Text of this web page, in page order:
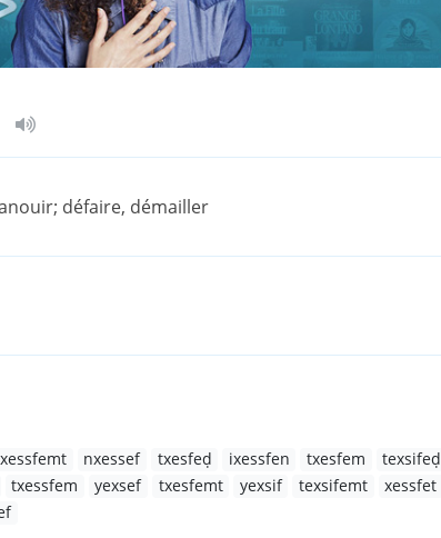
défaire, démailler
xessfemt nxessef txesfeḍ ixessfen txesfem texsifeḍ
txessfem yexsef txesfemt yexsif texsifemt xessfet